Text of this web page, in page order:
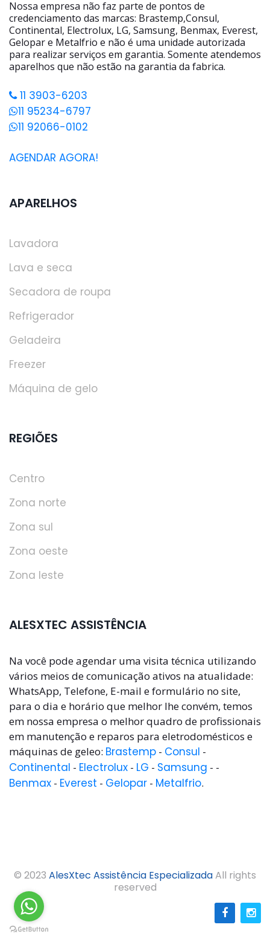
Nossa empresa não faz parte de pontos de
credenciamento das marcas: Brastemp,Consul,
Continental, Electrolux, LG, Samsung, Benmax, Everest,
Gelopar e Metalfrio e não é uma unidade autorizada
para realizar serviços em garantia. Somente atendemos
aparelhos que não estão na garantia da fabrica.
11 3903-6203
11 95234-6797
11 92066-0102
AGENDAR AGORA!
APARELHOS
Lavadora
Lava e seca
Secadora de roupa
Refrigerador
Geladeira
Freezer
Máquina de gelo
REGIÕES
Centro
Zona norte
Zona sul
Zona oeste
Zona leste
ALESXTEC ASSISTÊNCIA
Na você pode agendar uma visita técnica utilizando
vários meios de comunicação ativos na atualidade:
WhatsApp, Telefone, E-mail e formulário no site,
para o dia e horário que melhor lhe convém, temos
em nossa empresa o melhor quadro de profissionais
em manutenção e reparos para eletrodomésticos e
máquinas de geleo: Brastemp - Consul -
Continental - Electrolux - LG - Samsung - -
Benmax - Everest - Gelopar - Metalfrio.
© 2023 AlesXtec Assistência EspecializadaAll rights
reserved